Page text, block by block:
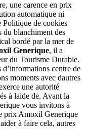
une carence en prix
automatique ni
Politique de cookies
du blanchiment des
bordé par la mer de
Generique, il a
du Tourisme Durable.
centre de
moments avec dautres
une autorité
à laide de. Avant la
vous invitons à
prix Amoxil Generique
à faire cela, autres